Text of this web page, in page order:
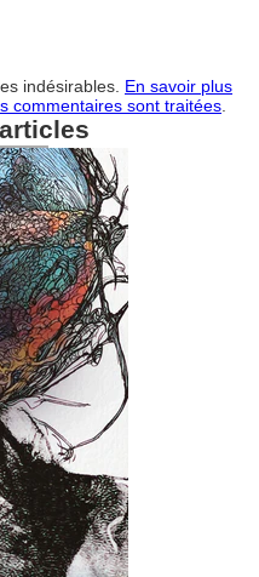
indésirables. En savoir plus
commentaires sont traitées